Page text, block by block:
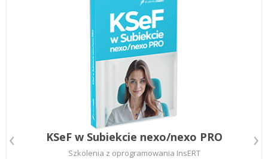
KSeF w Subiekcie nexo/nexo PRO
Szkolenia z oprogramowania InsERT